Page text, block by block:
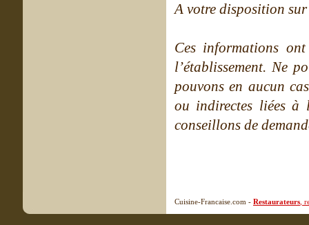
A votre disposition
Ces informations
l’établissement. Ne
pouvons en aucun
ou indirectes liées à
conseillons de
Cuisine-Francaise.com - Restaurateurs ,